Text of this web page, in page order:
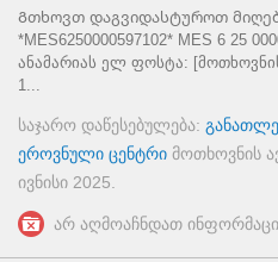
Გთხოვთ დაგვიდასტუროთ
*MES6250000597102* MES 6 25
ანამარიას ელ ფოსტა:
1...
საჯარო დაწესებულება:
ეროვნული ცენტრი მოთხოვნის
ივნისი 2025
არ აღმოაჩნდათ